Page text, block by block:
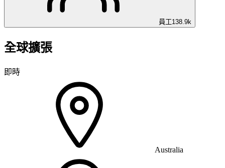
員工138.9k
全球擴張
即時
Australia